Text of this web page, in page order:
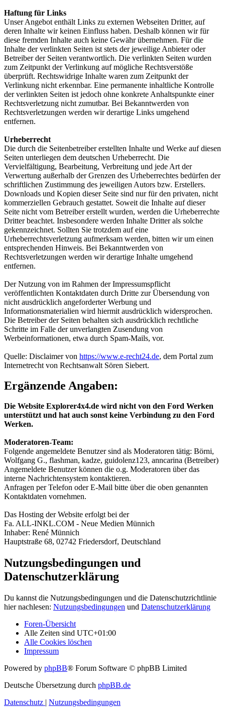
Haftung für Links
Unser Angebot enthält Links zu externen Webseiten Dritter, auf
deren Inhalte wir keinen Einfluss haben. Deshalb können wir für
diese fremden Inhalte auch keine Gewähr übernehmen. Für die
Inhalte der verlinkten Seiten ist stets der jeweilige Anbieter oder
Betreiber der Seiten verantwortlich. Die verlinkten Seiten wurden
zum Zeitpunkt der Verlinkung auf mögliche Rechtsverstöße
überprüft. Rechtswidrige Inhalte waren zum Zeitpunkt der
Verlinkung nicht erkennbar. Eine permanente inhaltliche Kontrolle
der verlinkten Seiten ist jedoch ohne konkrete Anhaltspunkte einer
Rechtsverletzung nicht zumutbar. Bei Bekanntwerden von
Rechtsverletzungen werden wir derartige Links umgehend
entfernen.
Urheberrecht
Die durch die Seitenbetreiber erstellten Inhalte und Werke auf diesen
Seiten unterliegen dem deutschen Urheberrecht. Die
Vervielfältigung, Bearbeitung, Verbreitung und jede Art der
Verwertung außerhalb der Grenzen des Urheberrechtes bedürfen der
schriftlichen Zustimmung des jeweiligen Autors bzw. Erstellers.
Downloads und Kopien dieser Seite sind nur für den privaten, nicht
kommerziellen Gebrauch gestattet. Soweit die Inhalte auf dieser
Seite nicht vom Betreiber erstellt wurden, werden die Urheberrechte
Dritter beachtet. Insbesondere werden Inhalte Dritter als solche
gekennzeichnet. Sollten Sie trotzdem auf eine
Urheberrechtsverletzung aufmerksam werden, bitten wir um einen
entsprechenden Hinweis. Bei Bekanntwerden von
Rechtsverletzungen werden wir derartige Inhalte umgehend
entfernen.
Der Nutzung von im Rahmen der Impressumspflicht
veröffentlichten Kontaktdaten durch Dritte zur Übersendung von
nicht ausdrücklich angeforderter Werbung und
Informationsmaterialien wird hiermit ausdrücklich widersprochen.
Die Betreiber der Seiten behalten sich ausdrücklich rechtliche
Schritte im Falle der unverlangten Zusendung von
Werbeinformationen, etwa durch Spam-Mails, vor.
Quelle: Disclaimer von https://www.e-recht24.de, dem Portal zum
Internetrecht von Rechtsanwalt Sören Siebert.
Ergänzende Angaben:
Die Website Explorer4x4.de wird nicht von den Ford Werken
unterstützt und hat auch sonst keine Verbindung zu den Ford
Werken.
Moderatoren-Team:
Folgende angemeldete Benutzer sind als Moderatoren tätig: Börni,
Wolfgang G., flashman, kadze, guidolenz123, anncarina (Betreiber)
Angemeldete Benutzer können die o.g. Moderatoren über das
interne Nachrichtensystem kontaktieren.
Anfragen per Telefon oder E-Mail bitte über die oben genannten
Kontaktdaten vornehmen.
Das Hosting der Website erfolgt bei der
Fa. ALL-INKL.COM - Neue Medien Münnich
Inhaber: René Münnich
Hauptstraße 68, 02742 Friedersdorf, Deutschland
Nutzungsbedingungen und
Datenschutzerklärung
Du kannst die Nutzungsbedingungen und die Datenschutzrichtlinie
hier nachlesen: Nutzungsbedingungen und Datenschutzerklärung
Foren-Übersicht
Alle Zeiten sind UTC+01:00
Alle Cookies löschen
Impressum
Powered by phpBB® Forum Software © phpBB Limited
Deutsche Übersetzung durch phpBB.de
Datenschutz | Nutzungsbedingungen